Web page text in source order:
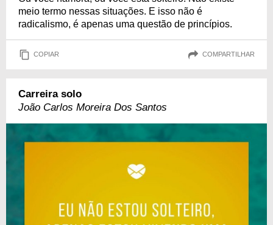
meio termo nessas situações. E isso não é
radicalismo, é apenas uma questão de princípios.
COPIAR COMPARTILHAR
Carreira solo
João Carlos Moreira Dos Santos